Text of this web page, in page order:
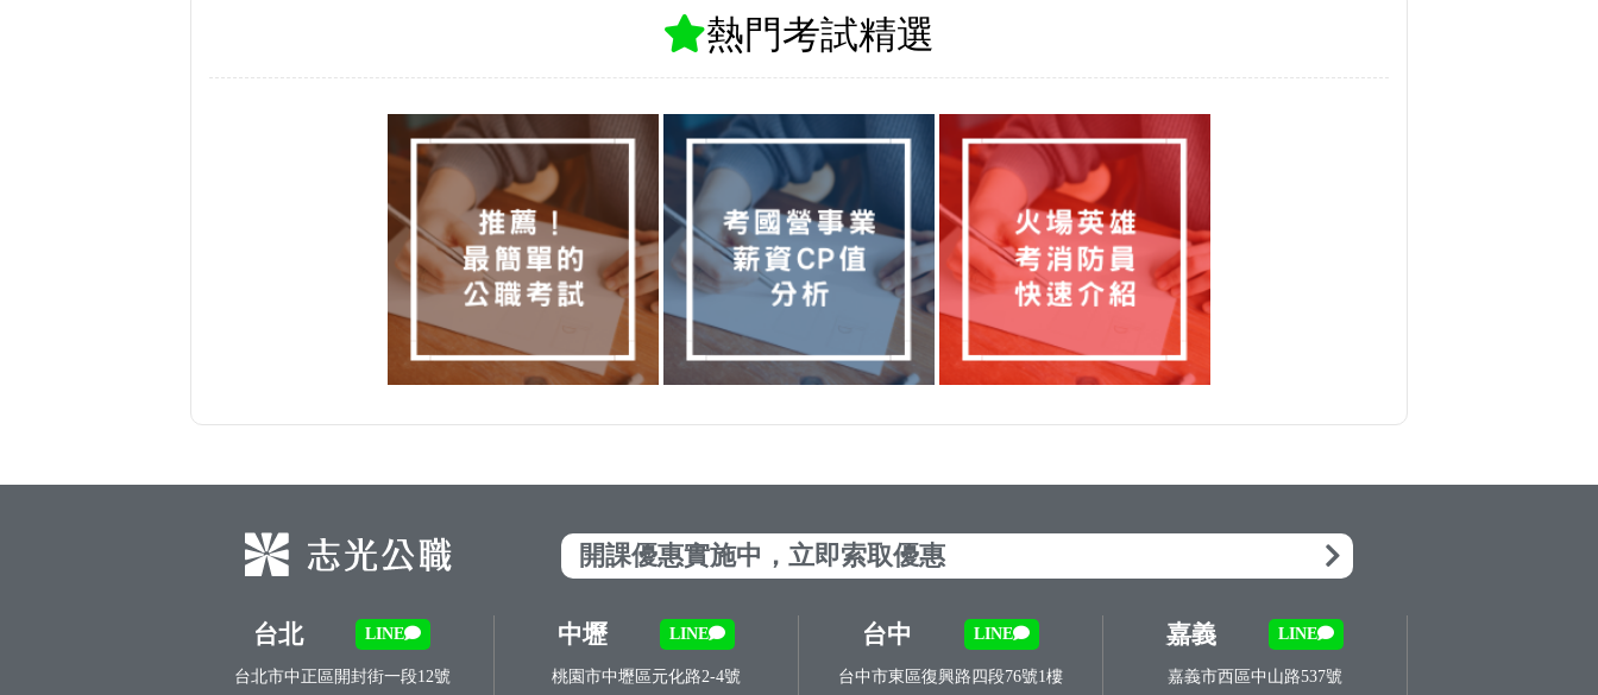
熱門考試精選
開課優惠實施中，立即索取優惠
台北 LINE
台北市中正區開封街一段12號
中壢 LINE
桃園市中壢區元化路2-4號
台中 LINE
台中市東區復興路四段76號1樓
嘉義 LINE
嘉義市西區中山路537號